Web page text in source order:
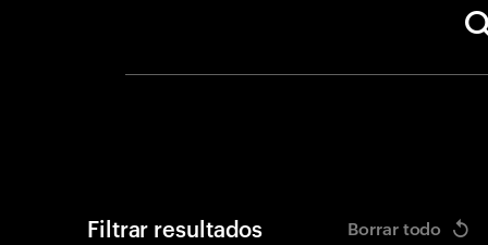
Filtrar resultados Borrar todo